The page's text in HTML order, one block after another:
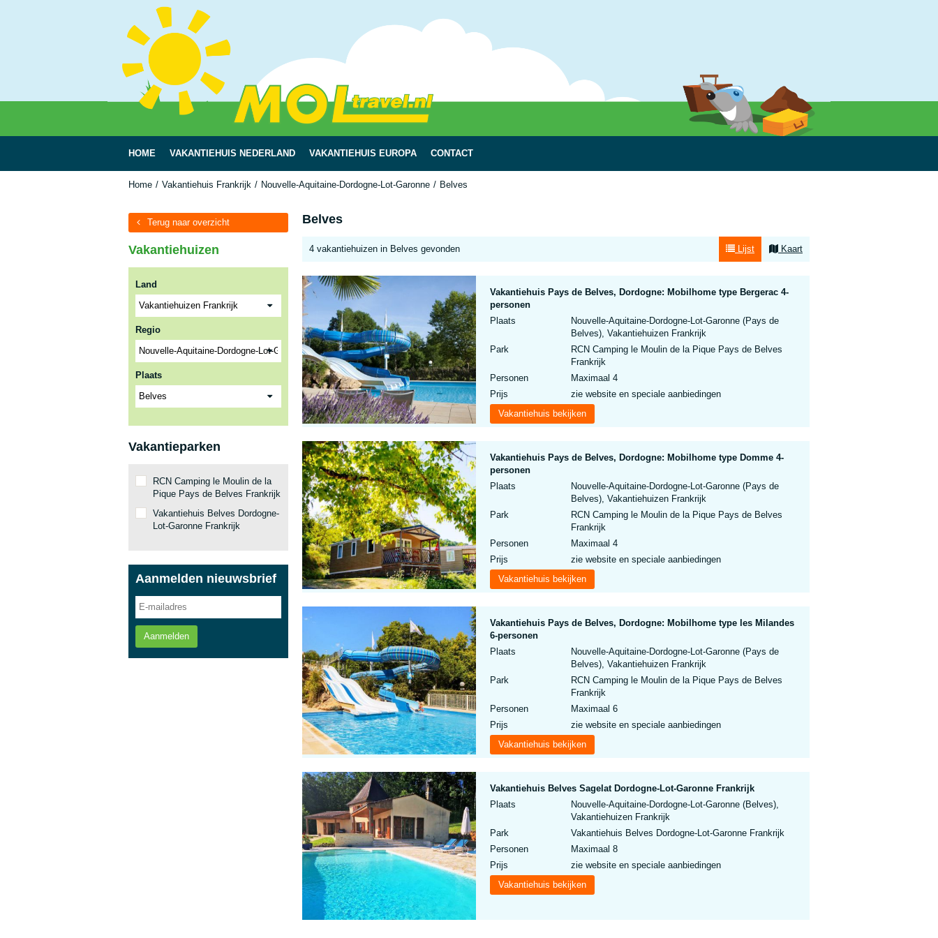
HOME VAKANTIEHUIS NEDERLAND VAKANTIEHUIS EUROPA CONTACT
Home Vakantiehuis Frankrijk Nouvelle-Aquitaine-Dordogne-Lot-Garonne Belves
Belves
4 vakantiehuizen in Belves gevonden Lijst Kaart
Vakantiehuis Pays de Belves, Dordogne: Mobilhome type Bergerac 4-
personen
Plaats
Nouvelle-Aquitaine-Dordogne-Lot-Garonne (Pays de
Belves), Vakantiehuizen Frankrijk
Park
RCN Camping le Moulin de la Pique Pays de Belves
Frankrijk
Personen
Maximaal 4
Prijs
zie website en speciale aanbiedingen
Vakantiehuis bekijken
Vakantiehuis Pays de Belves, Dordogne: Mobilhome type Domme 4-
personen
Plaats
Nouvelle-Aquitaine-Dordogne-Lot-Garonne (Pays de
Belves), Vakantiehuizen Frankrijk
Park
RCN Camping le Moulin de la Pique Pays de Belves
Frankrijk
Personen
Maximaal 4
Prijs
zie website en speciale aanbiedingen
Vakantiehuis bekijken
Vakantiehuis Pays de Belves, Dordogne: Mobilhome type les Milandes
6-personen
Plaats
Nouvelle-Aquitaine-Dordogne-Lot-Garonne (Pays de
Belves), Vakantiehuizen Frankrijk
Park
RCN Camping le Moulin de la Pique Pays de Belves
Frankrijk
Personen
Maximaal 6
Prijs
zie website en speciale aanbiedingen
Vakantiehuis bekijken
Vakantiehuis Belves Sagelat Dordogne-Lot-Garonne Frankrijk
Plaats
Nouvelle-Aquitaine-Dordogne-Lot-Garonne (Belves),
Vakantiehuizen Frankrijk
Park
Vakantiehuis Belves Dordogne-Lot-Garonne Frankrijk
Personen
Maximaal 8
Prijs
zie website en speciale aanbiedingen
Vakantiehuis bekijken
Terug naar overzicht
Vakantiehuizen
Land
Regio
Plaats
Vakantieparken
RCN Camping le Moulin de la
Pique Pays de Belves Frankrijk
Vakantiehuis Belves Dordogne-
Lot-Garonne Frankrijk
Aanmelden nieuwsbrief
Aanmelden